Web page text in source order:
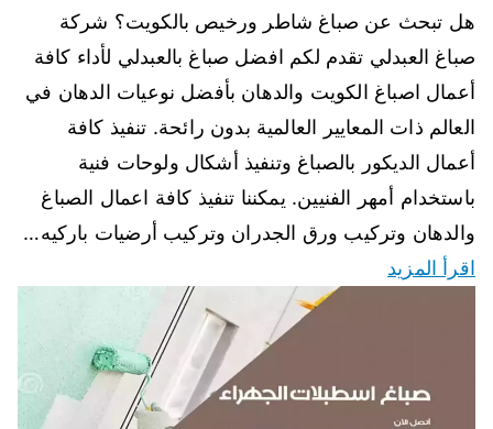
هل تبحث عن صباغ شاطر ورخيص بالكويت؟ شركة
صباغ العبدلي تقدم لكم افضل صباغ بالعبدلي لأداء كافة
أعمال اصباغ الكويت والدهان بأفضل نوعيات الدهان في
العالم ذات المعايير العالمية بدون رائحة. تنفيذ كافة
أعمال الديكور بالصباغ وتنفيذ أشكال ولوحات فنية
باستخدام أمهر الفنيين. يمكننا تنفيذ كافة اعمال الصباغ
والدهان وتركيب ورق الجدران وتركيب أرضيات باركيه…
اقرأ المزيد